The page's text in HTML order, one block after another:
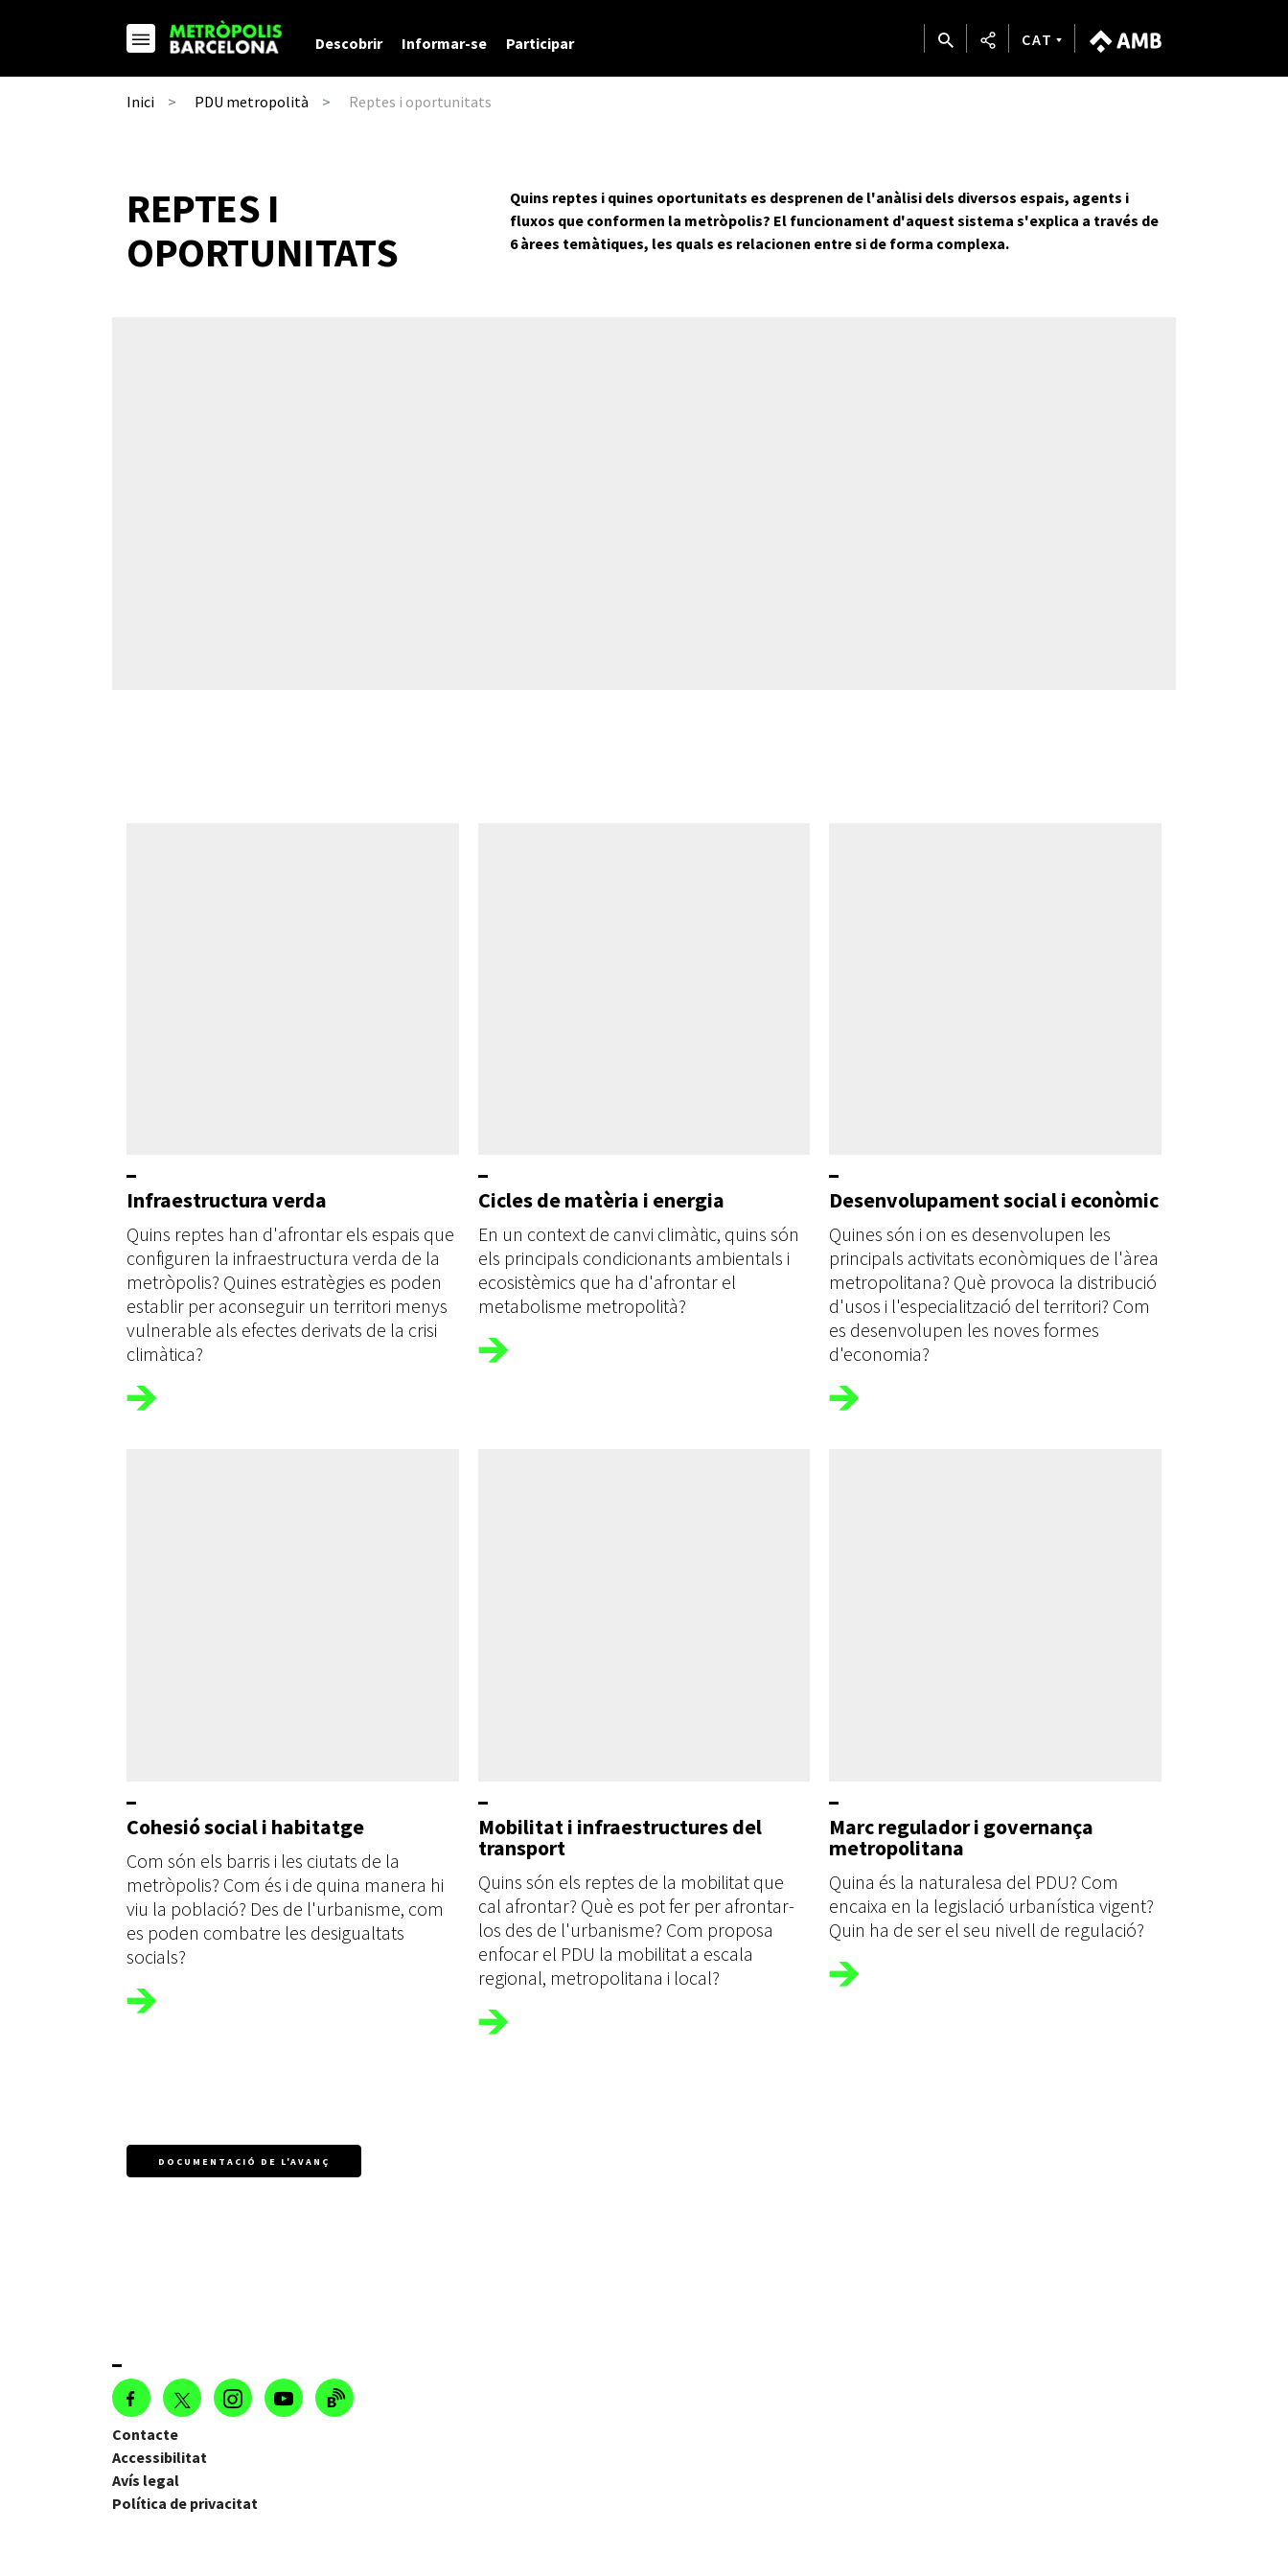
Descobrir Informar-se Participar CAT
Inici PDU metropolità Reptes i oportunitats
REPTES I
OPORTUNITATS
Quins reptes i quines oportunitats es desprenen de l'anàlisi dels diversos espais, agents i
fluxos que conformen la metròpolis? El funcionament d'aquest sistema s'explica a través de
6 àrees temàtiques, les quals es relacionen entre si de forma complexa.
Infraestructura verda
Quins reptes han d'afrontar els espais que
configuren la infraestructura verda de la
metròpolis? Quines estratègies es poden
establir per aconseguir un territori menys
vulnerable als efectes derivats de la crisi
climàtica?
Cicles de matèria i energia
En un context de canvi climàtic, quins són
els principals condicionants ambientals i
ecosistèmics que ha d'afrontar el
metabolisme metropolità?
Desenvolupament social i econòmic
Quines són i on es desenvolupen les
principals activitats econòmiques de l'àrea
metropolitana? Què provoca la distribució
d'usos i l'especialització del territori? Com
es desenvolupen les noves formes
d'economia?
Cohesió social i habitatge
Com són els barris i les ciutats de la
metròpolis? Com és i de quina manera hi
viu la població? Des de l'urbanisme, com
es poden combatre les desigualtats
socials?
Mobilitat i infraestructures del
transport
Quins són els reptes de la mobilitat que
cal afrontar? Què es pot fer per afrontar-
los des de l'urbanisme? Com proposa
enfocar el PDU la mobilitat a escala
regional, metropolitana i local?
Marc regulador i governança
metropolitana
Quina és la naturalesa del PDU? Com
encaixa en la legislació urbanística vigent?
Quin ha de ser el seu nivell de regulació?
DOCUMENTACIÓ DE L'AVANÇ
Contacte
Accessibilitat
Avís legal
Política de privacitat